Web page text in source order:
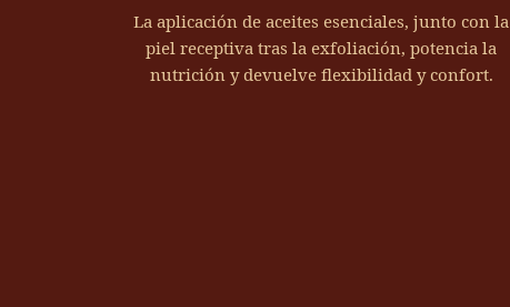
La aplicación de aceites esenciales, junto con la
piel receptiva tras la exfoliación, potencia la
nutrición y devuelve flexibilidad y confort.